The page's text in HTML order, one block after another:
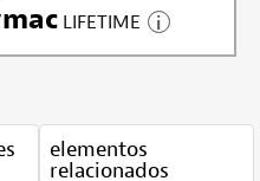
LIFETIME
elementos
relacionados